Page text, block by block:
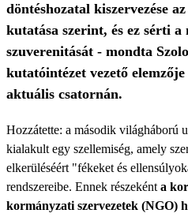
döntéshozatal kiszervezése
kutatása szerint, és ez sérti a
szuverenitását - mondta
kutatóintézet vezető
aktuális csatornán.
Hozzátette: a második világháború
kialakult egy szellemiség, amely
elkerüléséért "fékeket és
rendszereibe. Ennek részeként a
kormányzati szervezetek (NGO)